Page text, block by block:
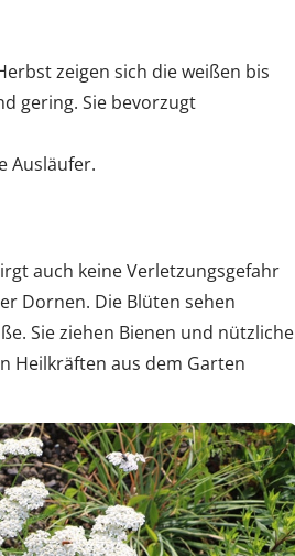
zeigen sich die weißen bis
gering. Sie bevorzugt
Ausläufer.
auch keine Verletzungsgefahr
Dornen. Die Blüten sehen
Sie ziehen Bienen und nützliche
Heilkräften aus dem Garten